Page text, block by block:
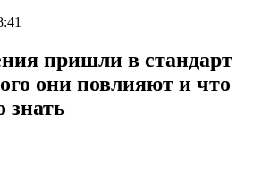
пришли в стандарт
они повлияют и что
знать